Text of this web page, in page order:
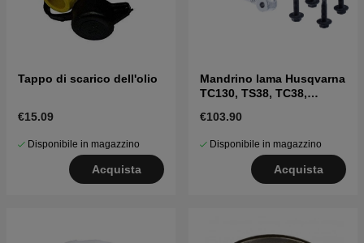
Tappo di scarico dell'olio
€15.09
Disponibile in magazzino
Acquista
Mandrino lama Husqvarna
TC130, TS38, TC38,
€103.90
Disponibile in magazzino
Acquista